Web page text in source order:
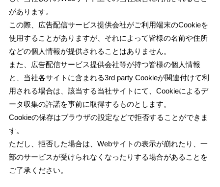
があります。
この際、広告配信サービス提供会社がご利用端末のCookieを
使用することがありますが、それによって皆様の名前や住所
などの個人情報が提供されることはありません。
また、広告配信サービス提供会社等が持つ皆様の個人情報
と、当社各サイトに含まれる3rd party Cookieが関連付けて利
用される場合は、該当する当社サイトにて、Cookieによるデ
ータ収集の許諾を事前に取得するものとします。
Cookieの保存はブラウザの設定などで拒否することができま
す。
ただし、拒否した場合は、Webサイトの表示が崩れたり、一
部のサービスが受けられなくなったりする場合があることを
ご了承ください。